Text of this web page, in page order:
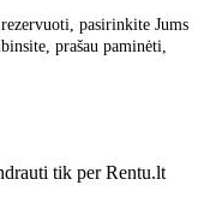
pasirinkite Jums
prašau paminėti,
tik per Rentu.lt